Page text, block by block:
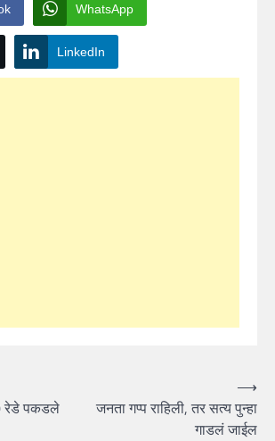
WhatsApp
LinkedIn
रेडे पकडले
जनता गप्प राहिली, तर सत्य पुन्हा
गाडलं जाईल
⟶